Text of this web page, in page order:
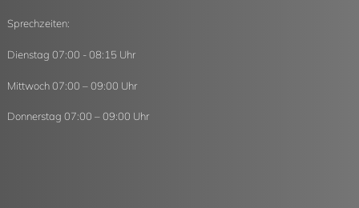
Sprechzeiten:
Dienstag 07:00 - 08:15 Uhr
Mittwoch 07:00 – 09:00 Uhr
Donnerstag 07:00 – 09:00 Uhr